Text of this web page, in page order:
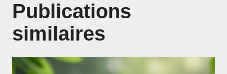
Publications
similaires